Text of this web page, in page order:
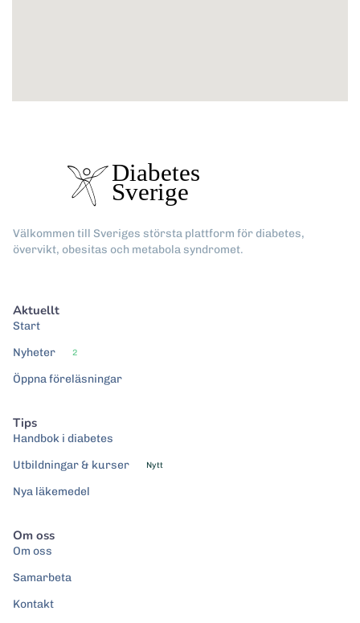
Välkommen till Sveriges största plattform för diabetes,
övervikt, obesitas och metabola syndromet.
Aktuellt
Start
Nyheter
2
Öppna föreläsningar
Tips
Handbok i diabetes
Utbildningar & kurser
Nytt
Nya läkemedel
Om oss
Om oss
Samarbeta
Kontakt